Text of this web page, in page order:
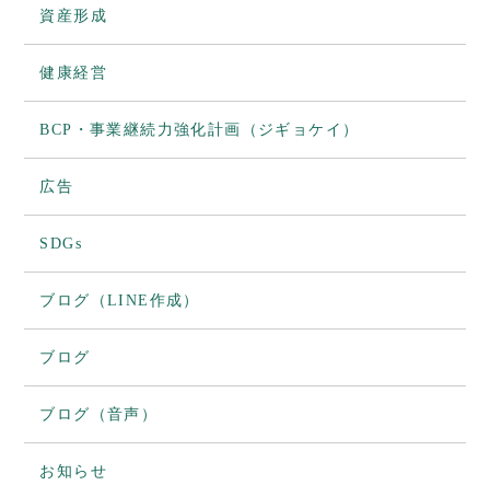
資産形成
健康経営
BCP・事業継続力強化計画（ジギョケイ）
広告
SDGs
ブログ（LINE作成）
ブログ
ブログ（音声）
お知らせ